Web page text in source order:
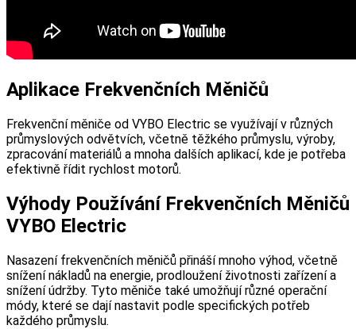
Aplikace Frekvenčních Měničů
Frekvenční měniče od VYBO Electric se využívají v různých
průmyslových odvětvích, včetně těžkého průmyslu, výroby,
zpracování materiálů a mnoha dalších aplikací, kde je potřeba
efektivně řídit rychlost motorů.
Výhody Používání Frekvenčních Měničů
VYBO Electric
Nasazení frekvenčních měničů přináší mnoho výhod, včetně
snížení nákladů na energie, prodloužení životnosti zařízení a
snížení údržby. Tyto měniče také umožňují různé operační
módy, které se dají nastavit podle specifických potřeb
každého průmyslu.